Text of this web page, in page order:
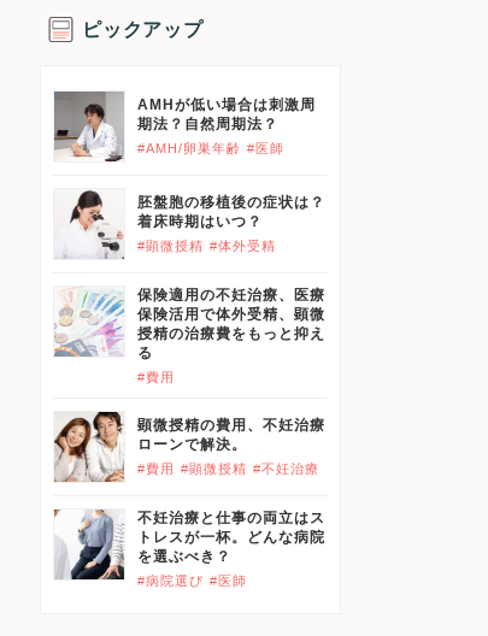
ピックアップ
AMHが低い場合は刺激周
期法？自然周期法？
#AMH/卵巣年齢 #医師
胚盤胞の移植後の症状は？
着床時期はいつ？
#顕微授精 #体外受精
保険適用の不妊治療、医療
保険活用で体外受精、顕微
授精の治療費をもっと抑え
る
#費用
顕微授精の費用、不妊治療
ローンで解決。
#費用 #顕微授精 #不妊治療
不妊治療と仕事の両立はス
トレスが一杯。どんな病院
を選ぶべき？
#病院選び #医師